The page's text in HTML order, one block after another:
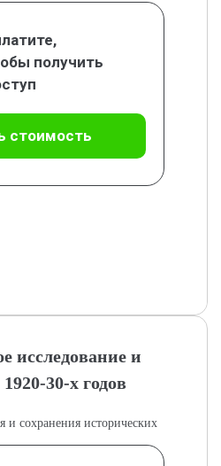
формировании
советского
восприятие и поведение
получить
стоимость
исследование и
30-х годов
и сохранения исторических